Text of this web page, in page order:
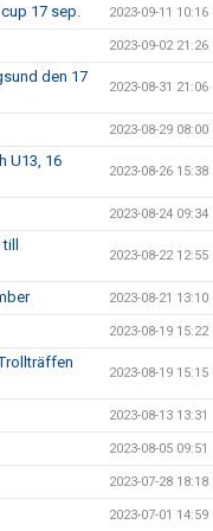
17 sep. 2023-09-11 10:16
2023-09-02 21:26
den 17
2023-08-31 21:06
2023-08-29 08:00
U13, 16
2023-08-26 15:38
2023-08-24 09:34
till
2023-08-22 12:55
2023-08-21 13:10
2023-08-19 15:22
2023-08-19 15:15
2023-08-13 13:31
2023-08-05 09:51
2023-07-28 18:18
2023-07-01 14:59